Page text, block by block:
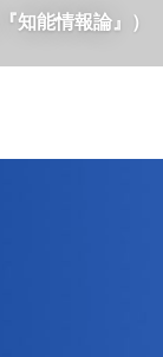
知能情報論』）